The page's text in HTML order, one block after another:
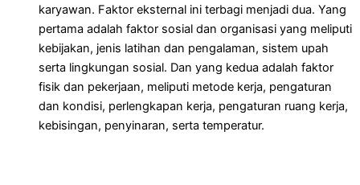
karyawan. Faktor eksternal ini terbagi menjadi dua. Yang
pertama adalah faktor sosial dan organisasi yang meliputi
kebijakan, jenis latihan dan pengalaman, sistem upah
serta lingkungan sosial. Dan yang kedua adalah faktor
fisik dan pekerjaan, meliputi metode kerja, pengaturan
dan kondisi, perlengkapan kerja, pengaturan ruang kerja,
kebisingan, penyinaran, serta temperatur.